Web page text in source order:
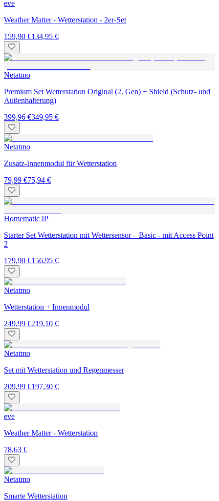
eve
Weather Matter - Wetterstation - 2er-Set
159,90 €134,95 €
Netatmo
Premium Set Wetterstation Original (2. Gen) + Shield (Schutz- und
Außenhalterung)
399,96 €349,95 €
Netatmo
Zusatz-Innenmodul für Wetterstation
79,99 €75,94 €
Homematic IP
Starter Set Wetterstation mit Wettersensor – Basic - mit Access Point
2
179,90 €156,95 €
Netatmo
Wetterstation + Innenmodul
249,99 €219,10 €
Netatmo
Set mit Wetterstation und Regenmesser
209,99 €197,30 €
eve
Weather Matter - Wetterstation
78,63 €
Netatmo
Smarte Wetterstation